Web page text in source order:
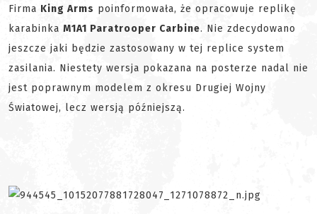
Firma King Arms poinformowała, że opracowuje replikę
karabinka M1A1 Paratrooper Carbine. Nie zdecydowano
jeszcze jaki będzie zastosowany w tej replice system
zasilania. Niestety wersja pokazana na posterze nadal nie
jest poprawnym modelem z okresu Drugiej Wojny
Światowej, lecz wersją późniejszą.